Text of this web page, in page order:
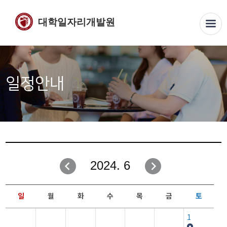
대학일자리개발원
일정안내
2024. 6
일 월 화 수 목 금 토
1